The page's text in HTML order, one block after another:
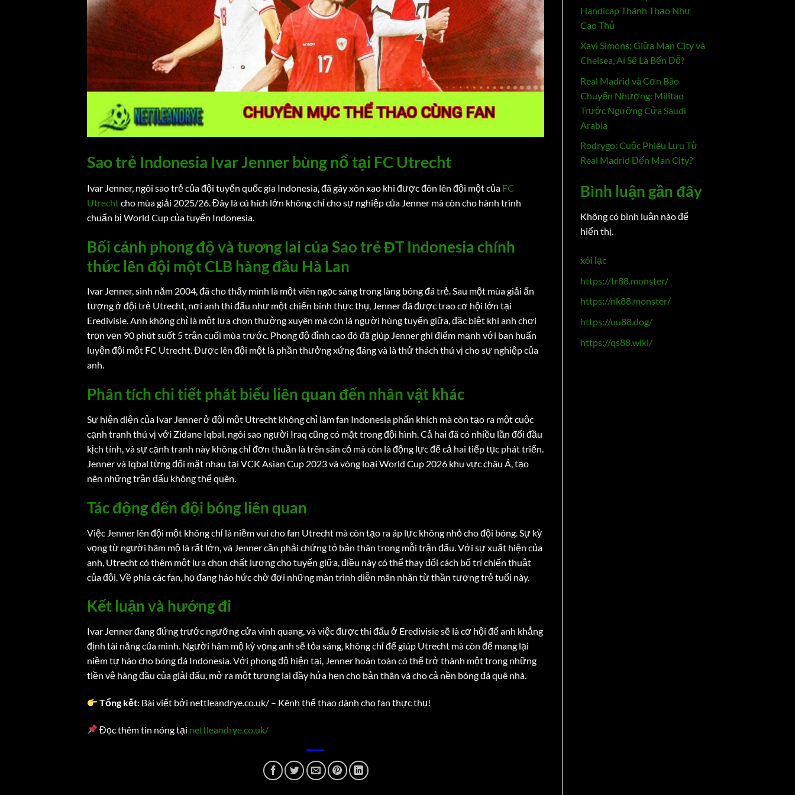
Sao trẻ Indonesia Ivar Jenner bùng nổ tại FC Utrecht
Ivar Jenner, ngôi sao trẻ của đội tuyển quốc gia Indonesia, đã gây xôn xao khi được đôn lên đội một của FC
Utrechtcho mùa giải 2025/26. Đây là cú hích lớn không chỉ cho sự nghiệp của Jenner mà còn cho hành trình
chuẩn bị World Cup của tuyển Indonesia.
Bối cảnh phong độ và tương lai của Sao trẻ ĐT Indonesia chính
thức lên đội một CLB hàng đầu Hà Lan
Ivar Jenner, sinh năm 2004, đã cho thấy mình là một viên ngọc sáng trong làng bóng đá trẻ. Sau một mùa giải ấn
tượng ở đội trẻ Utrecht, nơi anh thi đấu như một chiến binh thực thụ, Jenner đã được trao cơ hội lớn tại
Eredivisie. Anh không chỉ là một lựa chọn thường xuyên mà còn là người hùng tuyến giữa, đặc biệt khi anh chơi
trọn vẹn 90 phút suốt 5 trận cuối mùa trước. Phong độ đỉnh cao đó đã giúp Jenner ghi điểm mạnh với ban huấn
luyện đội một FC Utrecht. Được lên đội một là phần thưởng xứng đáng và là thử thách thú vị cho sự nghiệp của
anh.
Phân tích chi tiết phát biểu liên quan đến nhân vật khác
Sự hiện diện của Ivar Jenner ở đội một Utrecht không chỉ làm fan Indonesia phấn khích mà còn tạo ra một cuộc
cạnh tranh thú vị với Zidane Iqbal, ngôi sao người Iraq cũng có mặt trong đội hình. Cả hai đã có nhiều lần đối đầu
kịch tính, và sự cạnh tranh này không chỉ đơn thuần là trên sân cỏ mà còn là động lực để cả hai tiếp tục phát triển.
Jenner và Iqbal từng đối mặt nhau tại VCK Asian Cup 2023 và vòng loại World Cup 2026 khu vực châu Á, tạo
nên những trận đấu không thể quên.
Tác động đến đội bóng liên quan
Việc Jenner lên đội một không chỉ là niềm vui cho fan Utrecht mà còn tạo ra áp lực không nhỏ cho đội bóng. Sự kỳ
vọng từ người hâm mộ là rất lớn, và Jenner cần phải chứng tỏ bản thân trong mỗi trận đấu. Với sự xuất hiện của
anh, Utrecht có thêm một lựa chọn chất lượng cho tuyến giữa, điều này có thể thay đổi cách bố trí chiến thuật
của đội. Về phía các fan, họ đang háo hức chờ đợi những màn trình diễn mãn nhãn từ thần tượng trẻ tuổi này.
Kết luận và hướng đi
Ivar Jenner đang đứng trước ngưỡng cửa vinh quang, và việc được thi đấu ở Eredivisie sẽ là cơ hội để anh khẳng
định tài năng của mình. Người hâm mộ kỳ vọng anh sẽ tỏa sáng, không chỉ để giúp Utrecht mà còn để mang lại
niềm tự hào cho bóng đá Indonesia. Với phong độ hiện tại, Jenner hoàn toàn có thể trở thành một trong những
tiền vệ hàng đầu của giải đấu, mở ra một tương lai đầy hứa hẹn cho bản thân và cho cả nền bóng đá quê nhà.
Tổng kết: Bài viết bởi nettleandrye.co.uk/ – Kênh thể thao dành cho fan thực thụ!
Đọc thêm tin nóng tại nettleandrye.co.uk/
Handicap Thành Thạo Như
Cao Thủ
Xavi Simons: Giữa Man City và
Chelsea, Ai Sẽ Là Bến Đỗ?
Real Madrid và Cơn Bão
Chuyển Nhượng: Militao
Trước Ngưỡng Cửa Saudi
Arabia
Rodrygo: Cuộc Phiêu Lưu Từ
Real Madrid Đến Man City?
Bình luận gần đây
Không có bình luận nào để
hiển thị.
xôi lạc
https://tr88.monster/
https://nk88.monster/
https://uu88.dog/
https://qs88.wiki/